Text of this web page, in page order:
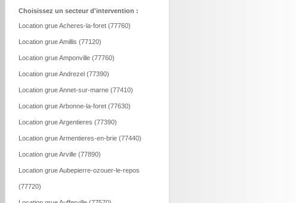
Choisissez un secteur d'intervention :
Location grue Acheres-la-foret (77760)
Location grue Amillis (77120)
Location grue Amponville (77760)
Location grue Andrezel (77390)
Location grue Annet-sur-marne (77410)
Location grue Arbonne-la-foret (77630)
Location grue Argentieres (77390)
Location grue Armentieres-en-brie (77440)
Location grue Arville (77890)
Location grue Aubepierre-ozouer-le-repos
(77720)